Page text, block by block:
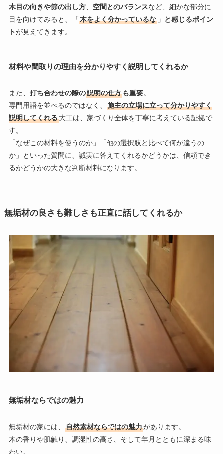
木目の向きや節の出し方、 空間とのバランスなど、細かな部分に
目を向けてみると、
「木をよく分かっているな」と感じるポイン
トが見えてきます。
材料や間取りの理由を分かりやすく説明してくれるか
また、 打ち合わせの際の説明の仕方も重要。
専門用語を並べるのではなく、
施主の立場に立って分かりやすく
説明してくれる大工は、家づくり全体を丁寧に考えている証拠で
す。
「なぜこの材料を使うのか」「他の選択肢と比べて何が違うの
か」といった質問に、誠実に答えてくれるかどうかは、信頼でき
るかどうかの大きな判断材料になります。
無垢材の良さも難しさも正直に話してくれるか
無垢材ならではの魅力
無垢材の家には、 自然素材ならではの魅力があります。
木の香りや肌触り、調湿性の高さ、そして年月とともに深まる味
わい。